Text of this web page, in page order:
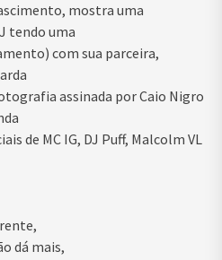
mostra uma
tendo uma
com sua parceira,
assinada por Caio Nigro
de MC IG, DJ Puff, Malcolm VL
dá mais,